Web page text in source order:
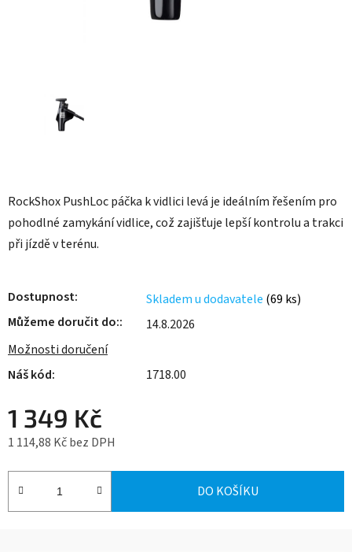
RockShox PushLoc páčka k vidlici levá je ideálním řešením pro
pohodlné zamykání vidlice, což zajišťuje lepší kontrolu a trakci
při jízdě v terénu.
Dostupnost Skladem u dodavatele (69 ks)
Můžeme doručit do:
14.8.2026
Možnosti doručení
1718.00
1 349 Kč
1 114,88 Kč bez DPH
Měrná cena:
DO KOŠÍKU